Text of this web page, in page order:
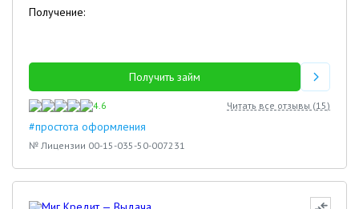
Получение:
Получить займ
4.6 Читать все отзывы (15)
#простота оформления
№ Лицензии 00-15-035-50-007231